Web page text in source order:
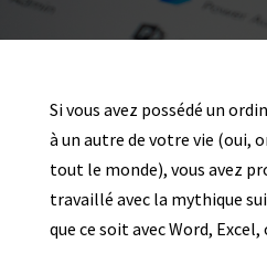
Si vous avez possédé un
à un autre de votre vie (oui,
tout le monde), vous avez
travaillé avec la mythique
que ce soit avec Word,